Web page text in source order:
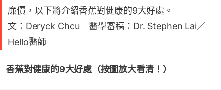
廉價，以下將介紹香蕉對健康的9大好處。
文：Deryck Chou 醫學審稿：Dr. Stephen Lai／
Hello醫師
香蕉對健康的9大好處（按圖放大看清！）